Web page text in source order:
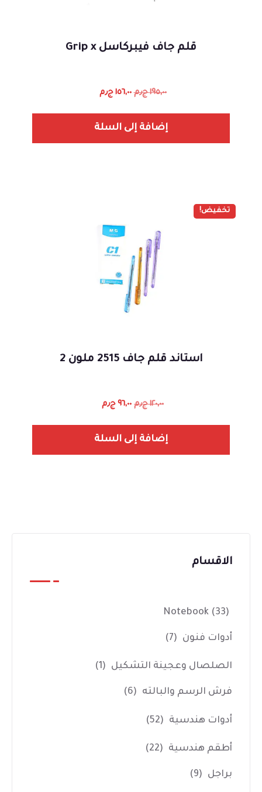
قلم جاف فيبركاسل Grip x
١٩٥,٠٠ ج٫م ١٥٦,٠٠ ج٫م
إضافة إلى السلة
تخفيض!
استاند قلم جاف 2515 ملون 2
١٢٠,٠٠ ج٫م ٩٦,٠٠ ج٫م
إضافة إلى السلة
الاقسام
Notebook (33)
أدوات فنون (7)
الصلصال وعجينة التشكيل (1)
فرش الرسم والبالته (6)
أدوات هندسية (52)
أطقم هندسية (22)
براجل (9)